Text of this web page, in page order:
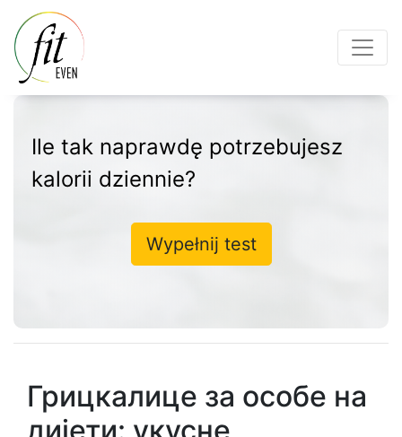
Ile tak naprawdę potrzebujesz
kalorii dziennie?
Wypełnij test
Грицкалице за особе на